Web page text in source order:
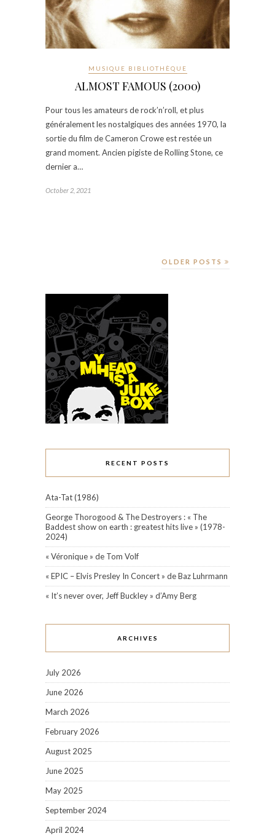
MUSIQUE BIBLIOTHÈQUE
ALMOST FAMOUS (2000)
Pour tous les amateurs de rock’n’roll, et plus
généralement les nostalgiques des années 1970, la
sortie du film de Cameron Crowe est restée un
grand moment. Ancien pigiste de Rolling Stone, ce
dernier a…
October 2, 2021
OLDER POSTS
RECENT POSTS
Ata-Tat (1986)
George Thorogood & The Destroyers : « The
Baddest show on earth : greatest hits live » (1978-
2024)
« Véronique » de Tom Volf
« EPIC – Elvis Presley In Concert » de Baz Luhrmann
« It’s never over, Jeff Buckley » d’Amy Berg
ARCHIVES
July 2026
June 2026
March 2026
February 2026
August 2025
June 2025
May 2025
September 2024
April 2024